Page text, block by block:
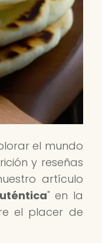
el mundo
y reseñas
artículo
" en la
el placer de